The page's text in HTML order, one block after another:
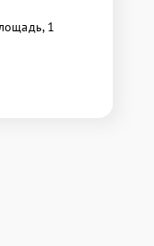
1